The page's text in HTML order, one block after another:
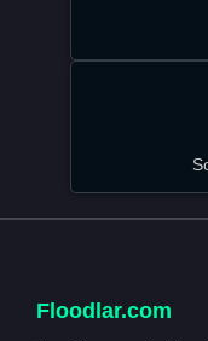
Floodlar.com